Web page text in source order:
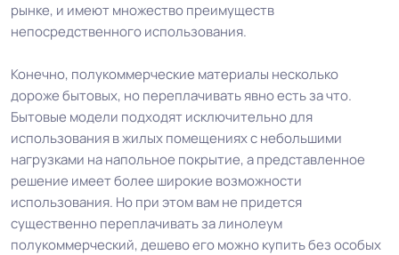
рынке, и имеют множество преимуществ
непосредственного использования.
Конечно, полукоммерческие материалы несколько
дороже бытовых, но переплачивать явно есть за что.
Бытовые модели подходят исключительно для
использования в жилых помещениях с небольшими
нагрузками на напольное покрытие, а представленное
решение имеет более широкие возможности
использования. Но при этом вам не придется
существенно переплачивать за линолеум
полукоммерческий, дешево его можно купить без особых